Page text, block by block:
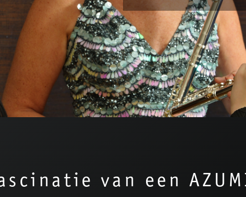
van een